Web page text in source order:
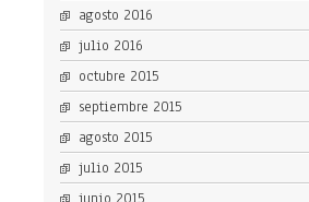
agosto 2016
julio 2016
octubre 2015
septiembre 2015
agosto 2015
julio 2015